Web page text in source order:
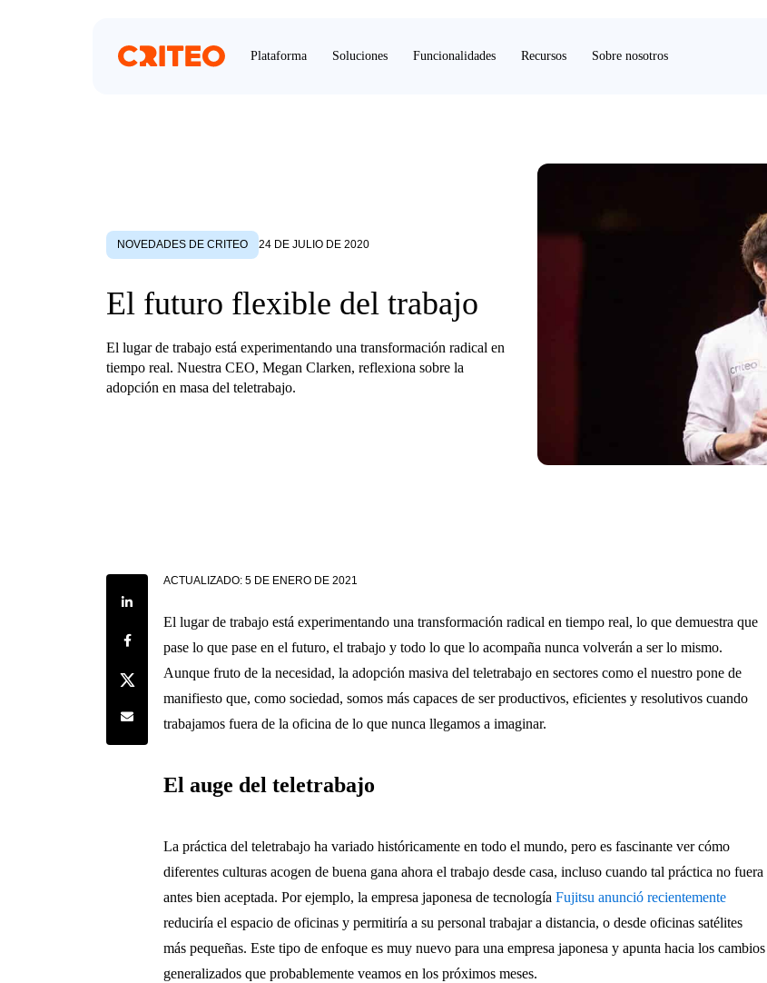
Plataforma Soluciones Funcionalidades Recursos Sobre nosotros
NOVEDADES DE CRITEO 24 DE JULIO DE 2020
El futuro flexible del trabajo
El lugar de trabajo está experimentando una transformación radical en
tiempo real. Nuestra CEO, Megan Clarken, reflexiona sobre la
adopción en masa del teletrabajo.
Share on LinkedIn
Share on Facebook
Share on Twitter
Share by e-mail
ACTUALIZADO: 5 DE ENERO DE 2021
El lugar de trabajo está experimentando una transformación radical en tiempo real, lo que demuestra que
pase lo que pase en el futuro, el trabajo y todo lo que lo acompaña nunca volverán a ser lo mismo.
Aunque fruto de la necesidad, la adopción masiva del teletrabajo en sectores como el nuestro pone de
manifiesto que, como sociedad, somos más capaces de ser productivos, eficientes y resolutivos cuando
trabajamos fuera de la oficina de lo que nunca llegamos a imaginar.
El auge del teletrabajo
La práctica del teletrabajo ha variado históricamente en todo el mundo, pero es fascinante ver cómo
diferentes culturas acogen de buena gana ahora el trabajo desde casa, incluso cuando tal práctica no fuera
antes bien aceptada. Por ejemplo, la empresa japonesa de tecnologíaFujitsu anunció recientemente
reduciría el espacio de oficinas y permitiría a su personal trabajar a distancia, o desde oficinas satélites
más pequeñas. Este tipo de enfoque es muy nuevo para una empresa japonesa y apunta hacia los cambios
generalizados que probablemente veamos en los próximos meses.